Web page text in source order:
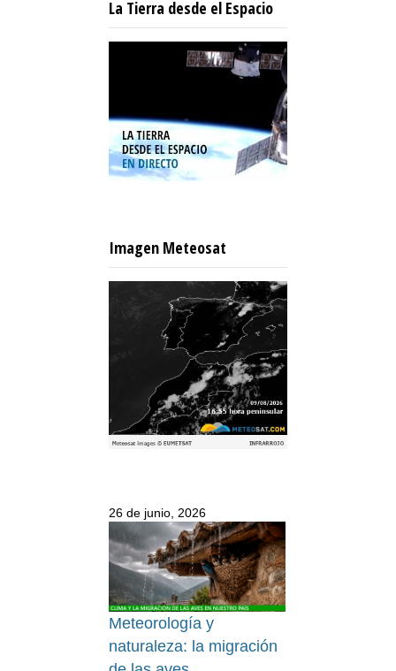
La Tierra desde el Espacio
Imagen Meteosat
26 de junio, 2026
Meteorología y
naturaleza: la migración